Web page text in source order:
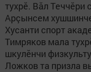
тухрӗ. Вăл Теччӗри
Арçынсем
Хусанти спорт
Тимряков мала
шкулӗнчи
Ложков та призла